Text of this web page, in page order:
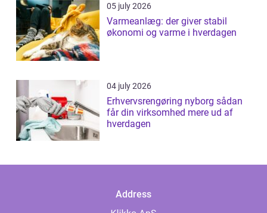
05 july 2026
Varmeanlæg: der giver stabil
økonomi og varme i hverdagen
04 july 2026
Erhvervsrengøring nyborg sådan
får din virksomhed mere ud af
hverdagen
Address